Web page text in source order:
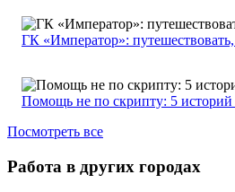
ГК «Император»: путешествовать,
Помощь не по скрипту: 5 историй
Посмотреть все
Работа в других городах